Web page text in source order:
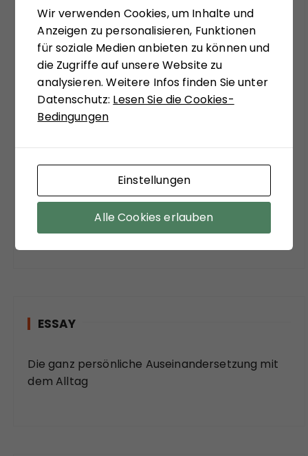
systemtheoretisch inspiriert, zu ungewohnten
Sichtweisen anregen zu lassen. Matthias
Schulze-Böing schreibt in seinem Buch-Tipp
von einem "kühnem Entwurf eines
gesellschaftstheoretisch fundierten Konzepts
zu einem neuen Verständnis des politischen
Extremismus." Sein Fazit versöhnt mit viel
Befund, dass ein funktionierender Staat, sozialer
Ausgleich und stabile Institutionen die
wirksamsten Mittel sind, der Verführungskraft
des Extremismus entgegenzuwirken."
ESSAY
Die ganz persönliche Auseinandersetzung mit
dem Alltag
Wir verwenden Cookies, um Inhalte und
Anzeigen zu personalisieren, Funktionen
für soziale Medien anbieten zu können und
die Zugriffe auf unsere Website zu
analysieren. Weitere Infos finden Sie unter
Datenschutz: Lesen Sie die Cookies-
Bedingungen
Einstellungen
Alle Cookies erlauben